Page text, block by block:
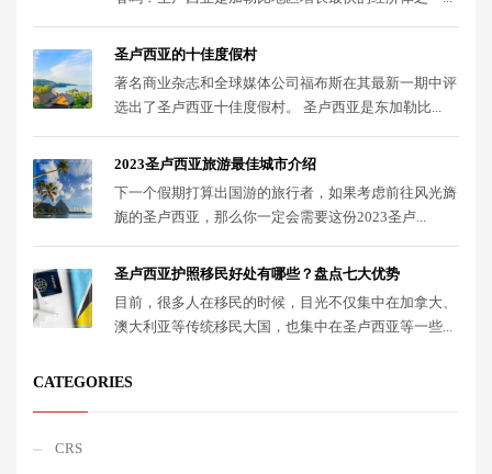
圣卢西亚的十佳度假村
著名商业杂志和全球媒体公司福布斯在其最新一期中评
选出了圣卢西亚十佳度假村。 圣卢西亚是东加勒比...
2023圣卢西亚旅游最佳城市介绍
下一个假期打算出国游的旅行者，如果考虑前往风光旖
旎的圣卢西亚，那么你一定会需要这份2023圣卢...
圣卢西亚护照移民好处有哪些？盘点七大优势
目前，很多人在移民的时候，目光不仅集中在加拿大、
澳大利亚等传统移民大国，也集中在圣卢西亚等一些...
CATEGORIES
CRS